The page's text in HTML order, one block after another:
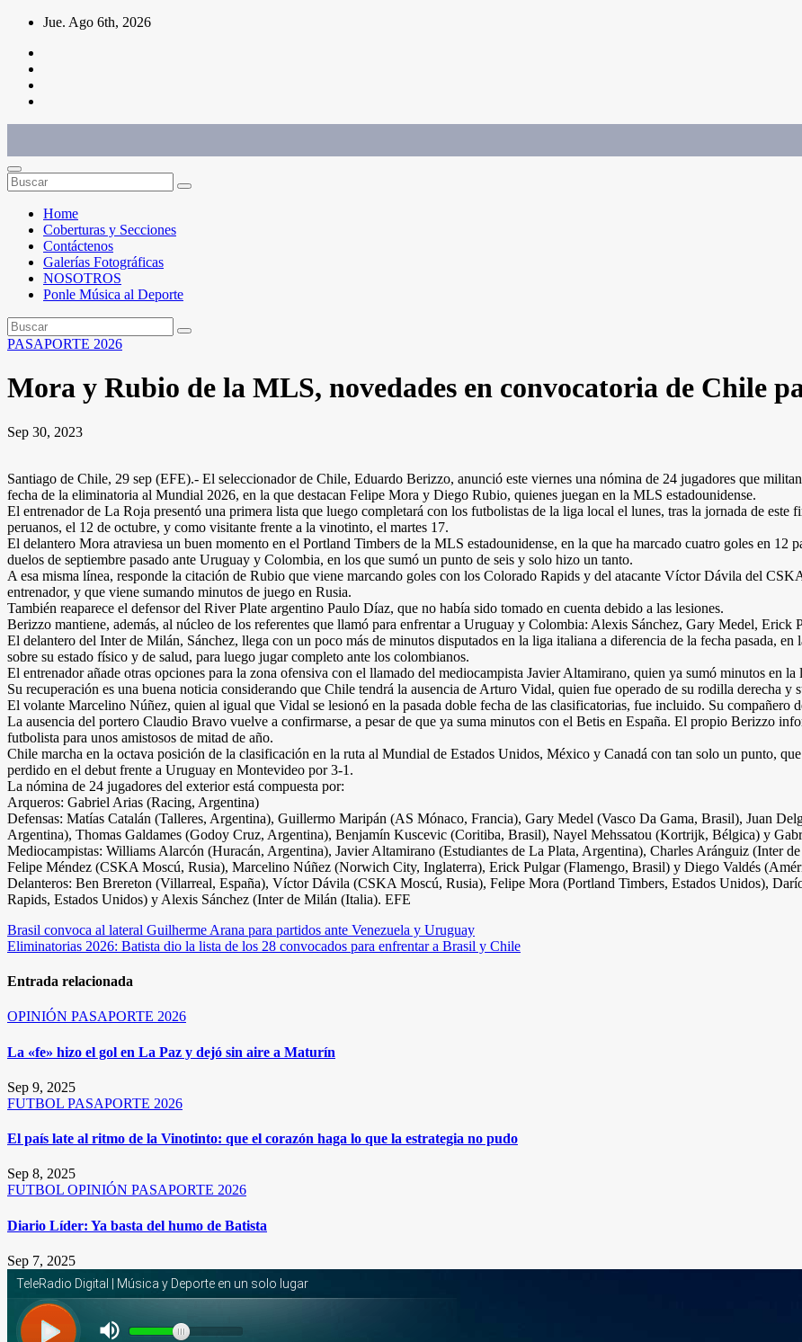
Saltar
contenido
Jue. Ago 6th, 2026
Home
Coberturas y Secciones
Contáctenos
Galerías Fotográficas
NOSOTROS
Ponle Música al Deporte
PASAPORTE 2026
Mora y Rubio de la MLS, novedades en convocatoria de Chile
Sep 30, 2023
Santiago de Chile, 29 sep (EFE).- El seleccionador de Chile, Eduardo Berizzo, anunció este viernes una nómina de 24 jugadores que
fecha de la eliminatoria al Mundial 2026, en la que destacan Felipe Mora y Diego Rubio, quienes juegan en la MLS estadounidense.
El entrenador de La Roja presentó una primera lista que luego completará con los futbolistas de la liga local el lunes, tras la jornada de este
peruanos, el 12 de octubre, y como visitante frente a la vinotinto, el martes 17.
El delantero Mora atraviesa un buen momento en el Portland Timbers de la MLS estadounidense, en la que ha marcado cuatro goles en 12
duelos de septiembre pasado ante Uruguay y Colombia, en los que sumó un punto de seis y solo hizo un tanto.
A esa misma línea, responde la citación de Rubio que viene marcando goles con los Colorado Rapids y del atacante Víctor Dávila del
entrenador, y que viene sumando minutos de juego en Rusia.
También reaparece el defensor del River Plate argentino Paulo Díaz, que no había sido tomado en cuenta debido a las lesiones.
Berizzo mantiene, además, al núcleo de los referentes que llamó para enfrentar a Uruguay y Colombia: Alexis Sánchez, Gary Medel, Erick
El delantero del Inter de Milán, Sánchez, llega con un poco más de minutos disputados en la liga italiana a diferencia de la fecha pasada,
sobre su estado físico y de salud, para luego jugar completo ante los colombianos.
El entrenador añade otras opciones para la zona ofensiva con el llamado del mediocampista Javier Altamirano, quien ya sumó minutos en
Su recuperación es una buena noticia considerando que Chile tendrá la ausencia de Arturo Vidal, quien fue operado de su rodilla derecha y
El volante Marcelino Núñez, quien al igual que Vidal se lesionó en la pasada doble fecha de las clasificatorias, fue incluido. Su
La ausencia del portero Claudio Bravo vuelve a confirmarse, a pesar de que ya suma minutos con el Betis en España. El propio Berizzo
futbolista para unos amistosos de mitad de año.
Chile marcha en la octava posición de la clasificación en la ruta al Mundial de Estados Unidos, México y Canadá con tan solo un punto,
perdido en el debut frente a Uruguay en Montevideo por 3-1.
La nómina de 24 jugadores del exterior está compuesta por:
Arqueros: Gabriel Arias (Racing, Argentina)
Defensas: Matías Catalán (Talleres, Argentina), Guillermo Maripán (AS Mónaco, Francia), Gary Medel (Vasco Da Gama, Brasil), Juan
Argentina), Thomas Galdames (Godoy Cruz, Argentina), Benjamín Kuscevic (Coritiba, Brasil), Nayel Mehssatou (Kortrijk, Bélgica) y
Mediocampistas: Williams Alarcón (Huracán, Argentina), Javier Altamirano (Estudiantes de La Plata, Argentina), Charles Aránguiz (Inter
Felipe Méndez (CSKA Moscú, Rusia), Marcelino Núñez (Norwich City, Inglaterra), Erick Pulgar (Flamengo, Brasil) y Diego Valdés
Delanteros: Ben Brereton (Villarreal, España), Víctor Dávila (CSKA Moscú, Rusia), Felipe Mora (Portland Timbers, Estados Unidos),
Rapids, Estados Unidos) y Alexis Sánchez (Inter de Milán (Italia). EFE
Navegación
de
entradas
Brasil convoca al lateral Guilherme Arana para partidos ante Venezuela y Uruguay
Eliminatorias 2026: Batista dio la lista de los 28 convocados para enfrentar a Brasil y Chile
Entrada relacionada
OPINIÓN PASAPORTE 2026
La «fe» hizo el gol en La Paz y dejó sin aire a Maturín
Sep 9, 2025
FUTBOL PASAPORTE 2026
El país late al ritmo de la Vinotinto: que el corazón haga lo que la estrategia no pudo
Sep 8, 2025
FUTBOL OPINIÓN PASAPORTE 2026
Diario Líder: Ya basta del humo de Batista
Sep 7, 2025